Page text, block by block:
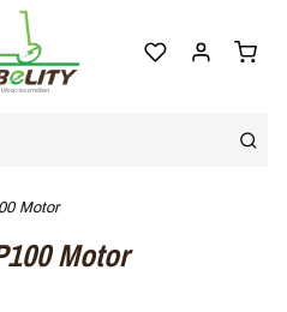
Motor
Motor